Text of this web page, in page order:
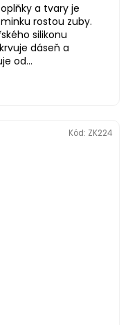
a tvary je
rostou zuby.
silikonu
dáseň a
od...
Kód: ZK224